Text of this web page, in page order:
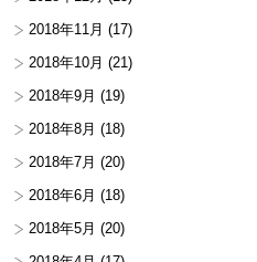
2018年11月 (17)
2018年10月 (21)
2018年9月 (19)
2018年8月 (18)
2018年7月 (20)
2018年6月 (18)
2018年5月 (20)